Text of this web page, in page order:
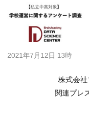
2021年7月12日 13時
株式会
関連プレ